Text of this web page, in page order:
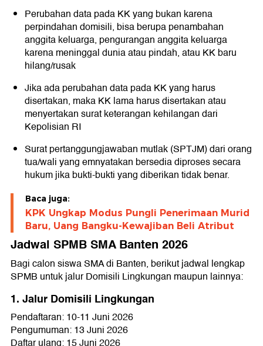
Perubahan data pada KK yang bukan karena
perpindahan domisili, bisa berupa penambahan
anggita keluarga, pengurangan anggita keluarga
karena meninggal dunia atau pindah, atau KK baru
hilang/rusak
Jika ada perubahan data pada KK yang harus
disertakan, maka KK lama harus disertakan atau
menyertakan surat keterangan kehilangan dari
Kepolisian RI
Surat pertanggungjawaban mutlak (SPTJM) dari orang
tua/wali yang emnyatakan bersedia diproses secara
hukum jika bukti-bukti yang diberikan tidak benar.
Baca juga:
KPK Ungkap Modus Pungli Penerimaan Murid
Baru, Uang Bangku-Kewajiban Beli Atribut
Jadwal SPMB SMA Banten 2026
Bagi calon siswa SMA di Banten, berikut jadwal lengkap
SPMB untuk jalur Domisili Lingkungan maupun lainnya:
1. Jalur Domisili Lingkungan
Pendaftaran: 10-11 Juni 2026
Pengumuman: 13 Juni 2026